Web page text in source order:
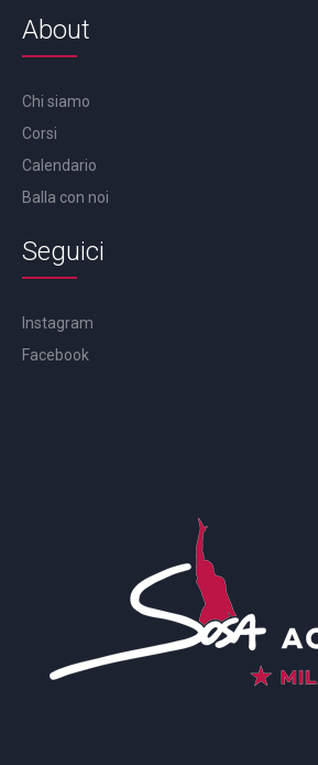
About
Chi siamo
Corsi
Calendario
Balla con noi
Seguici
Instagram
Facebook